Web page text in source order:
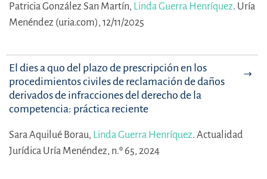
Patricia González San Martín, Linda Guerra Henríquez. Uría
Menéndez (uria.com), 12/11/2025
El dies a quo del plazo de prescripción en los
procedimientos civiles de reclamación de daños
derivados de infracciones del derecho de la
competencia: práctica reciente
Sara Aquilué Borau, Linda Guerra Henríquez. Actualidad
Jurídica Uría Menéndez, n.º 65, 2024